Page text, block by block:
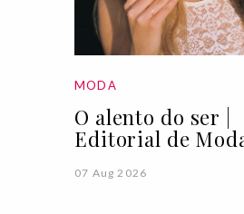
MODA
O alento do ser |
Editorial de
07 Aug 2026